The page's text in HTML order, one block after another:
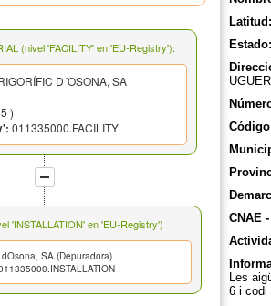
(nivel 'FACILITY' en 'EU-Registry'):
D´OSONA, SA
)
011335000.FACILITY
'INSTALLATION' en 'EU-Registry')
SA (Depuradora)
Latitud:
Estado:
UGUER
CNAE
Les
6 i codi